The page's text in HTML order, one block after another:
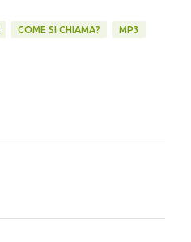
COME SI CHIAMA? MP3